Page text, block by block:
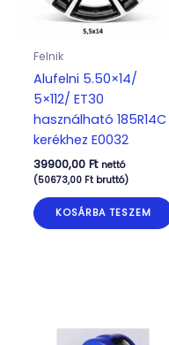
Felnik
Alufelni 5.50×14/
5×112/ ET30
használható 185R14C
kerékhez E0032
39900,00 Ft nettó
(50673,00 Ftbruttó)
KOSÁRBA TESZEM